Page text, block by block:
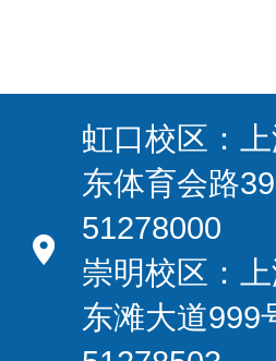
虹口校区：
东体育会路
51278000
崇明校区：
东滩大道999